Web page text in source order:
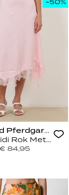
Pferdgarten
Rok Met
€ 84,95